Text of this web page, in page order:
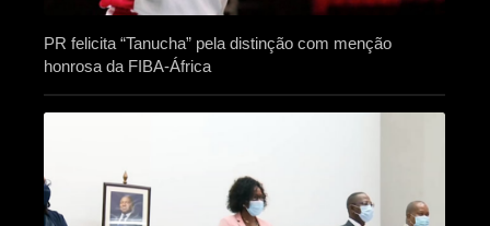
PR felicita “Tanucha” pela distinção com menção
honrosa da FIBA-África